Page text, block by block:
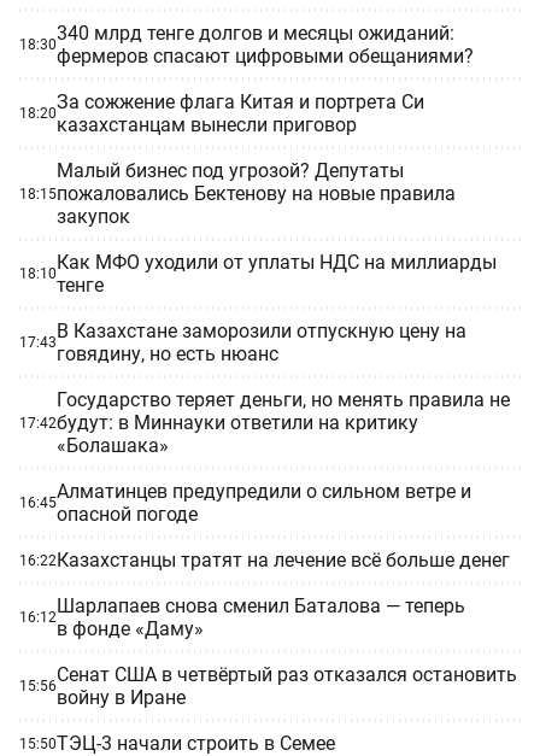
18:30340 млрд тенге долгов и месяцы ожиданий:
фермеров спасают цифровыми обещаниями?
18:20За сожжение флага Китая и портрета Си
казахстанцам вынесли приговор
18:15
Малый бизнес под угрозой? Депутаты
пожаловались Бектенову на новые правила
закупок
18:10Как МФО уходили от уплаты НДС на миллиарды
тенге
17:43В Казахстане заморозили отпускную цену на
говядину, но есть нюанс
17:42
Государство теряет деньги, но менять правила не
будут: в Миннауки ответили на критику
«Болашака»
16:45Алматинцев предупредили о сильном ветре и
опасной погоде
16:22Казахстанцы тратят на лечение всё больше денег
16:12Шарлапаев снова сменил Баталова — теперь
в фонде «Даму»
15:56Сенат США в четвёртый раз отказался остановить
войну в Иране
15:50ТЭЦ-3 начали строить в Семее